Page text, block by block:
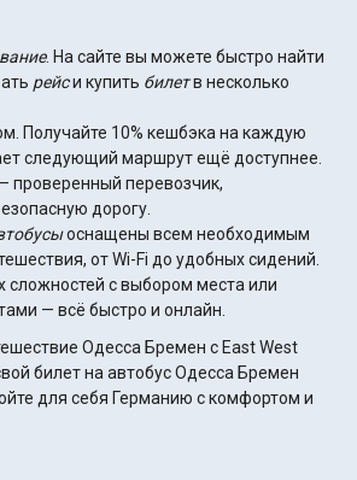
. На сайте вы можете быстро найти
рейси купить билетв несколько
Получайте 10% кешбэка на каждую
следующий маршрут ещё доступнее.
проверенный перевозчик,
дорогу.
оснащены всем необходимым
от Wi-Fi до удобных сидений.
сложностей с выбором места или
— всё быстро и онлайн.
Одесса Бремен с East West
билет на автобус Одесса Бремен
для себя Германию с комфортом и